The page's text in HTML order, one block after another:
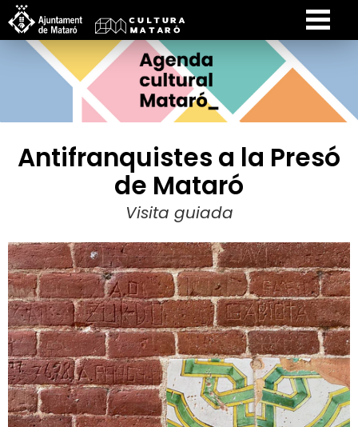
Antifranquistes a la Presó
de Mataró
Visita guiada